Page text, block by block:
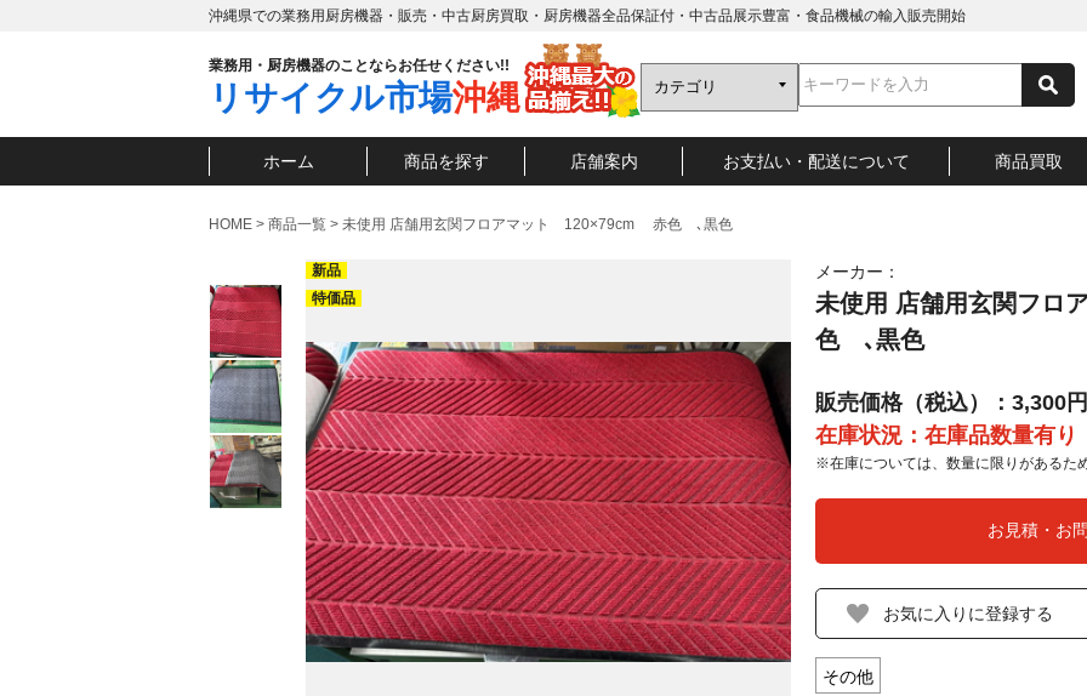
沖縄県での業務用厨房機器・販売・中古厨房買取・厨房機器全品保証付・中古品展示豊富・食品機械の輸入販売開始
業務用・厨房機器のことならお任せください!!
リサイクル市場沖縄
ホーム 商品を探す 店舗案内 お支払い・配送について 商品買取
HOME > 商品一覧 > 未使用 店舗用玄関フロアマット 120×79cm 赤色 ､黒色
新品
特価品
メーカー：
未使用 店舗用玄関フ
色 ､黒色
販売価格（税込）：3,300円
在庫状況：在庫品数量有り
※在庫については、数量に限りがあるた
お見積・お
その他